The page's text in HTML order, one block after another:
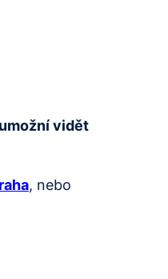
vidět
, nebo